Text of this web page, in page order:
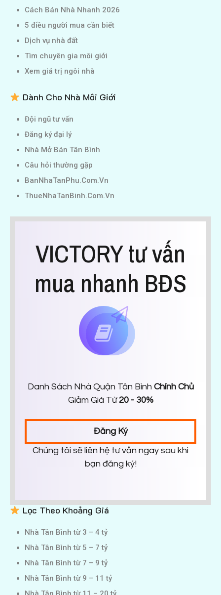
Cách Bán Nhà Nhanh 2026
5 điều người mua cần biết
Dịch vụ nhà đất
Tìm chuyên gia môi giới
Xem giá trị ngôi nhà
Dành Cho Nhà Môi Giới
Đội ngũ tư vấn
Đăng ký đại lý
Nhà Mở Bán Tân Bình
Câu hỏi thường gặp
BanNhaTanPhu.Com.Vn
ThueNhaTanBinh.Com.Vn
VICTORY tư vấn
mua nhanh BĐS
Danh Sách Nhà Quận Tân Bình Chính Chủ
Giảm Giá Từ 20 - 30%
Đăng Ký
Chúng tôi sẽ liên hệ tư vấn ngay sau khi
bạn đăng ký!
Lọc Theo Khoảng Giá
Nhà Tân Bình từ 3 – 4 tỷ
Nhà Tân Bình từ 5 – 7 tỷ
Nhà Tân Bình từ 7 – 9 tỷ
Nhà Tân Bình từ 9 – 11 tỷ